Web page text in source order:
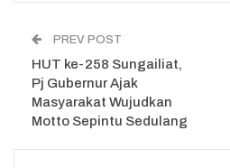
PREV POST
HUT ke-258 Sungailiat,
Pj Gubernur Ajak
Masyarakat Wujudkan
Motto Sepintu Sedulang